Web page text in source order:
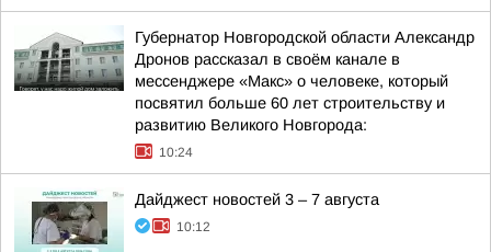
Губернатор Новгородской области Александр
Дронов рассказал в своём канале в
мессенджере «Макс» о человеке, который
посвятил больше 60 лет строительству и
развитию Великого Новгорода:
10:24
Дайджест новостей 3 – 7 августа
10:12